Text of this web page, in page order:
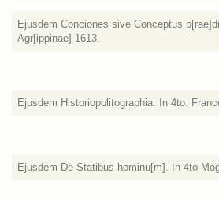
Ejusdem Conciones sive Conceptus
Agr[ippinae] 1613.
Ejusdem Historiopolitographia. In 4to.
Ejusdem De Statibus hominu[m]. In 4to